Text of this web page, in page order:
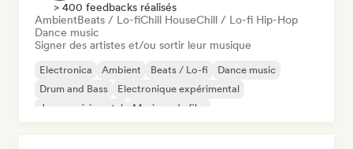
> 400 feedbacks réalisés
AmbientBeats / Lo-fiChill HouseChill / Lo-fi Hip-Hop
Dance music
Signer des artistes et/ou sortir leur musique
Electronica Ambient Beats / Lo-fi
Dance music
Drum and Bass
Electronique expérimental
Jazz expérimental
Musique de film